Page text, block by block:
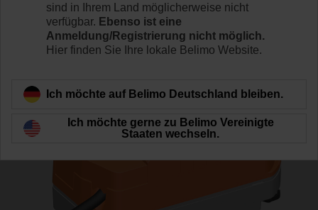
Zurück zur Produktkategorie
sind in Ihrem Land möglicherweise nicht
verfügbar. Ebenso ist eine
Anmeldung/Registrierung nicht möglich.
Hier finden Sie Ihre lokale Belimo Website.
Ich möchte auf Belimo Deutschland bleiben.
Ich möchte gerne zu Belimo Vereinigte
Staaten wechseln.